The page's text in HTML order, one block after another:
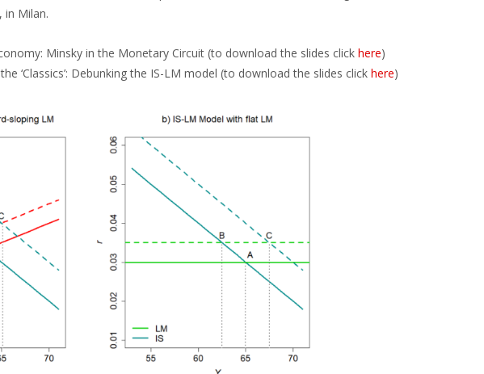
in Milan.
Minsky in the Monetary Circuit (to download the slides click here)
‘Classics’: Debunking the IS-LM model (to download the slides click here)